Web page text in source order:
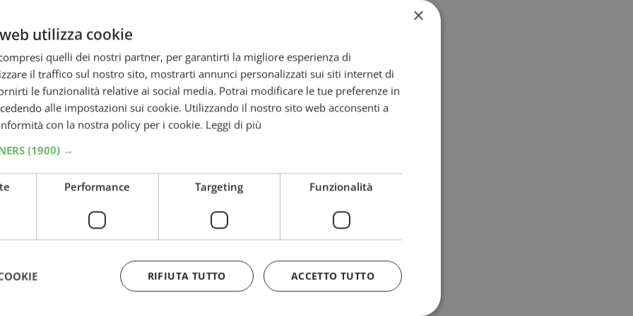
le
×
utilizza cookie
quelli dei nostri partner, per garantirti la migliore esperienza di
il traffico sul nostro sito, mostrarti annunci personalizzati sui siti internet di
le funzionalità relative ai social media. Potrai modificare le tue preferenze in
alle impostazioni sui cookie. Utilizzando il nostro sito web acconsenti a
con la nostra policy per i cookie. Leggi di più
(1900) →
Performance Targeting Funzionalità
ACCETTO TUTTO
RIFIUTA TUTTO